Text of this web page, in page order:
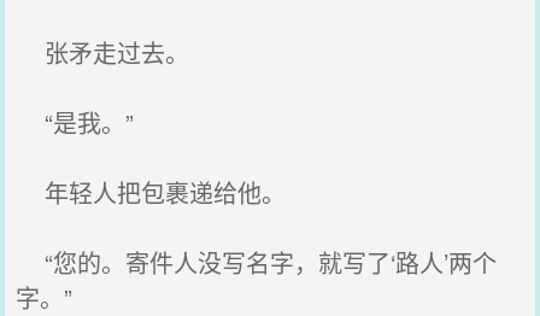
张矛走过去。
“是我。”
年轻人把包裹递给他。
“您的。寄件人没写名字，就写了‘路人’两个
字。”